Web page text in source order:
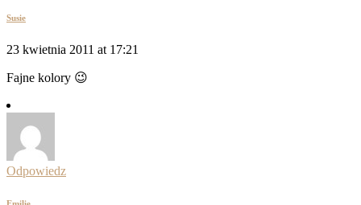
Susie
23 kwietnia 2011 at 17:21
Fajne kolory 😉
Odpowiedz
Emilie